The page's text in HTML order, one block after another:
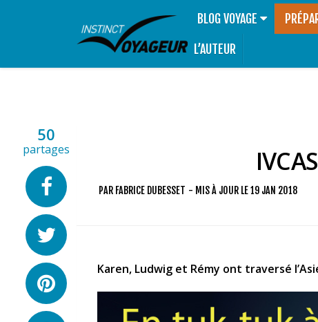
BLOG VOYAGE
L’AUTEUR
50
partages
PAR FABRICE DUBESSET - MIS À JOUR LE19 JAN 2018
Karen, Ludwig et Rémy ont traversé